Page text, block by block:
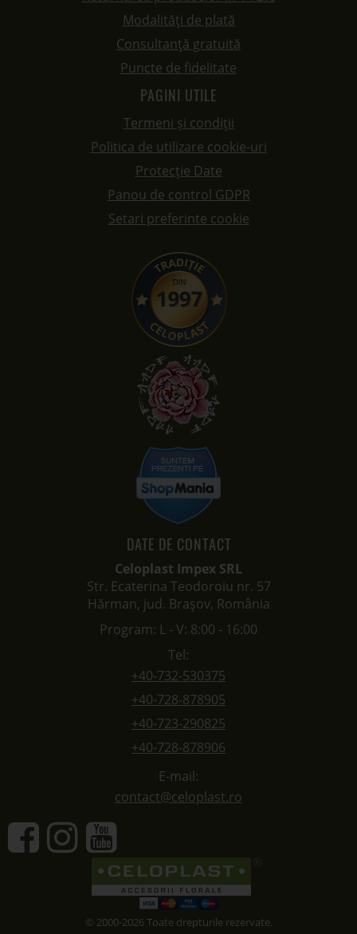
Modalități de plată
Consultanță gratuită
Puncte de fidelitate
PAGINI UTILE
Termeni și condiții
Politica de utilizare cookie-uri
Protecție Date
Panou de control GDPR
Setari preferinte cookie
DATE DE CONTACT
Celoplast Impex SRL
Str. Ecaterina Teodoroiu nr. 57
Hărman, jud. Brașov, România
Program: L - V: 8:00 - 16:00
Tel:
+40-732-530375
+40-728-878905
+40-723-290825
+40-728-878906
E-mail:
contact@celoplast.ro
© 2000-2026 Toate drepturile rezervate.